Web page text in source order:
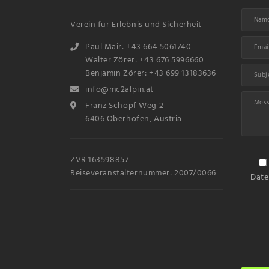
Verein für Erlebnis und Sicherheit
Paul Mair: +43 664 5061740
Walter Zörer: +43 676 5996660
Benjamin Zörer: +43 699 13183636
info@mc2alpin.at
Franz Schöpf Weg 2
6406 Oberhofen, Austria
ZVR 163598857
Reiseveranstalternummer: 2007/0066